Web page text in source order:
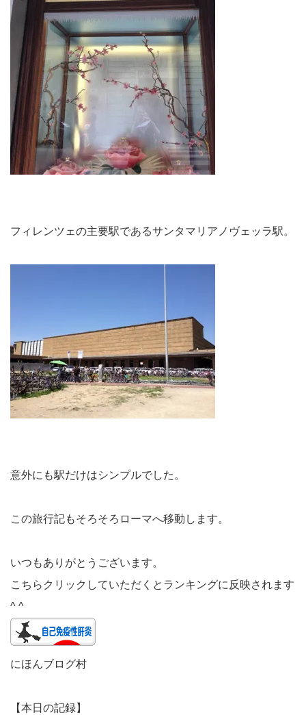
フィレンツェの主要駅であるサンタマリアノヴェッラ駅。
意外にも駅だけはシンプルでした。
この旅行記もそろそろローマへ移動します。
いつもありがとうございます。
こちらクリックしていただくとランキングに反映されます
^ ^
にほんブログ村
【本日の記録】